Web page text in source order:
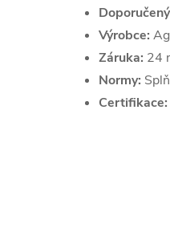
Výrobce:
Záruka: 24
Normy:
Certifikace: